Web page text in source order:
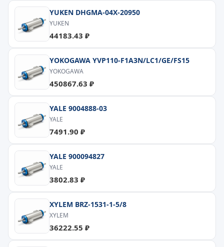
YUKEN DHGMA-04X-20950
YUKEN
44183.43 ₽
YOKOGAWA YVP110-F1A3N/LC1/GE/FS15
YOKOGAWA
450867.63 ₽
YALE 9004888-03
YALE
7491.90 ₽
YALE 900094827
YALE
3802.83 ₽
XYLEM BRZ-1531-1-5/8
XYLEM
36222.55 ₽